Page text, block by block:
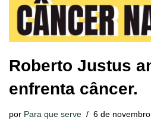
Roberto Justus
enfrenta câncer.
por Para que serve 6 de